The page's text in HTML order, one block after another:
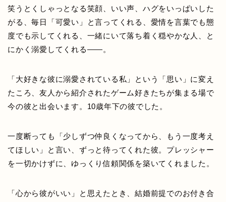
笑うとくしゃっとなる笑顔、いい声、ハグをいっぱいした
がる、毎日「可愛い」と言ってくれる、愛情を言葉でも態
度でも示してくれる、一緒にいて落ち着く穏やかな人、と
にかく溺愛してくれる——。
「大好きな彼に溺愛されている私」という「思い」に変え
たころ、友人から紹介されたゲーム好きたちが集まる場で
今の彼と出会います。10歳年下の彼でした。
一度断っても「少しずつ仲良くなってから、もう一度考え
てほしい」と言い、ずっと待ってくれた彼。プレッシャー
を一切かけずに、ゆっくり信頼関係を築いてくれました。
「心から彼がいい」と思えたとき、結婚前提でのお付き合